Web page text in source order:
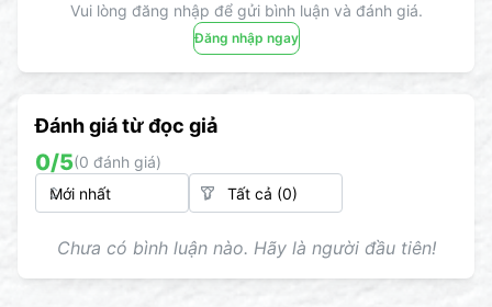
Vui lòng đăng nhập để gửi bình luận và đánh giá.
Đăng nhập ngay
Đánh giá từ đọc giả
0/5(0 đánh giá)
Chưa có bình luận nào. Hãy là người đầu tiên!